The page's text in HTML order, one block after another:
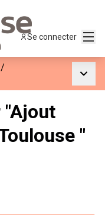
Se connecter
/
"Ajout
"